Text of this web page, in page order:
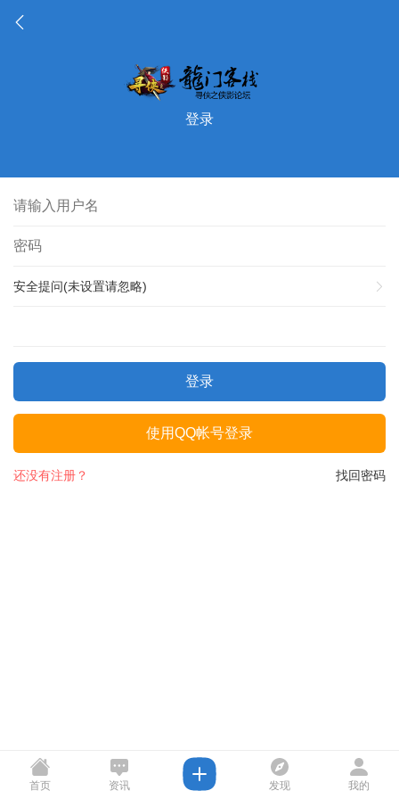
登录
安全提问(未设置请忽略)
登录
使用QQ帐号登录
找回密码
还没有注册？
首页 资讯 发现 我的